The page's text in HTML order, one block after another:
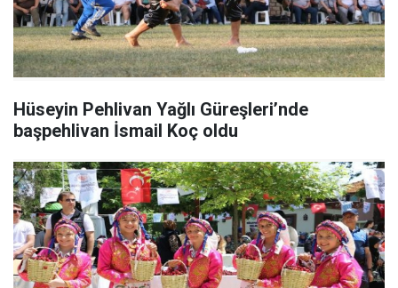
Hüseyin Pehlivan Yağlı Güreşleri’nde
başpehlivan İsmail Koç oldu